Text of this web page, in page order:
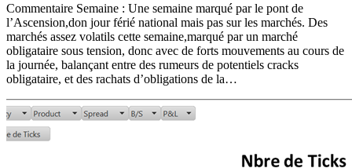
Commentaire Semaine : Une semaine marqué par le pont de
l’Ascension,don jour férié national mais pas sur les marchés. Des
marchés assez volatils cette semaine,marqué par un marché
obligataire sous tension, donc avec de forts mouvements au cours de
la journée, balançant entre des rumeurs de potentiels cracks
obligataire, et des rachats d’obligations de la…